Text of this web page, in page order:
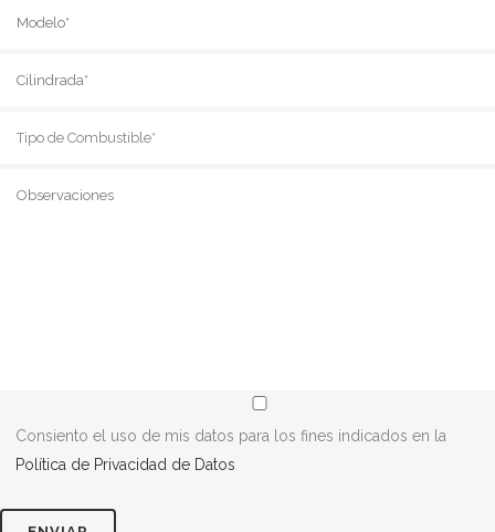
Consiento el uso de mis datos para los fines indicados en la
Política de Privacidad de Datos